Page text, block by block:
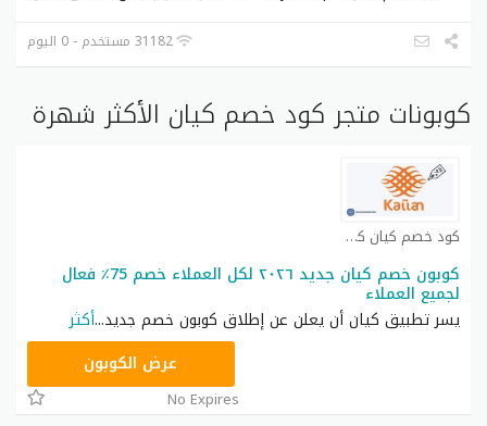
31182 مستخدم - 0 اليوم
كوبونات متجر كود خصم كيان الأكثر شهرة
كود خصم كيان كوبون
كوبون خصم كيان جديد ٢٠٢٦ لكل العملاء خصم 75٪ فعال
لجميع العملاء
يسر تطبيق كيان أن يعلن عن إطلاق كوبون خصم جديد...أكثر
عرض الكوبون
No Expires